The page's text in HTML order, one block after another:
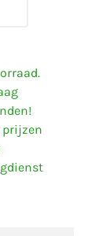
prijzen